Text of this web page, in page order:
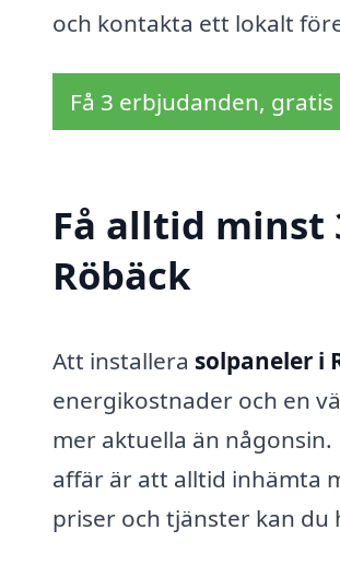
och kontakta ett lokalt
Få 3 erbjudanden,
Få alltid minst
Röbäck
Att installera solpaneler i
energikostnader och en
mer aktuella än
affär är att alltid inhämta
priser och tjänster kan du